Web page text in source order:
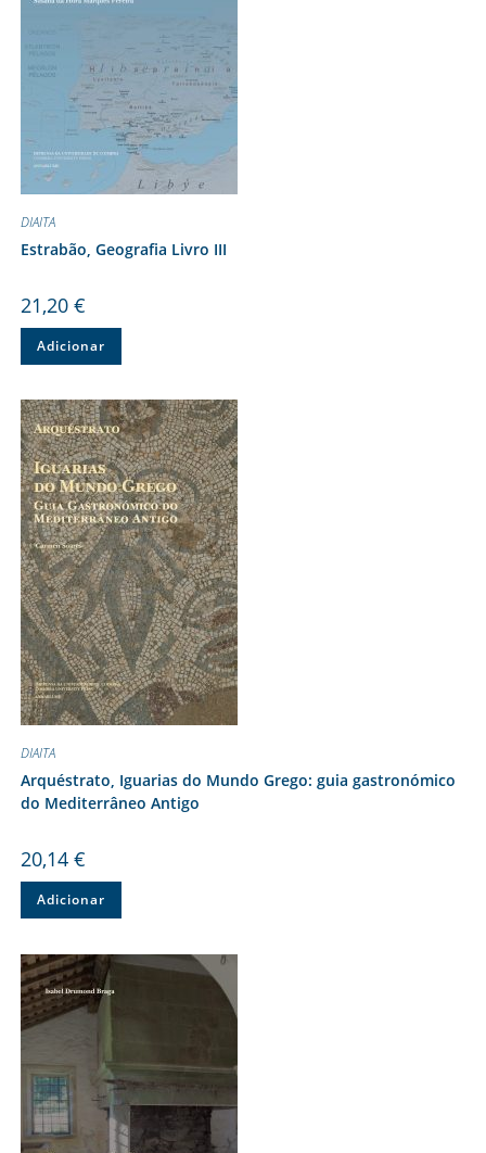
DIAITA
Estrabão, Geografia Livro III
21,20 €
Adicionar
DIAITA
Arquéstrato, Iguarias do Mundo Grego: guia gastronómico
do Mediterrâneo Antigo
20,14 €
Adicionar